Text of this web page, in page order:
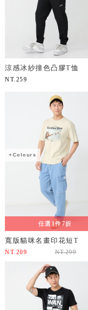
涼感冰紗撞色凸膠T恤
NT. 259
+Colours
任選1件7折
寬版貓咪名畫印花短T
NT. 209 NT.299